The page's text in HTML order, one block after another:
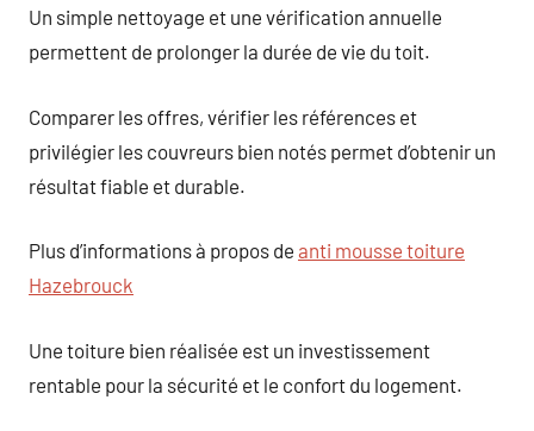
Un simple nettoyage et une vérification annuelle
permettent de prolonger la durée de vie du toit.
Comparer les offres, vérifier les références et
privilégier les couvreurs bien notés permet d’obtenir un
résultat fiable et durable.
Plus d’informations à propos de anti mousse toiture
Hazebrouck
Une toiture bien réalisée est un investissement
rentable pour la sécurité et le confort du logement.